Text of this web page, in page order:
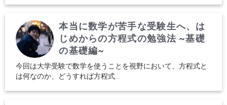
本当に数学が苦手な受験生へ、は
じめからの方程式の勉強法 ~基礎
の基礎編~
今回は大学受験で数学を使うことを視野において、方程式と
は何なのか、どうすれば方程式...